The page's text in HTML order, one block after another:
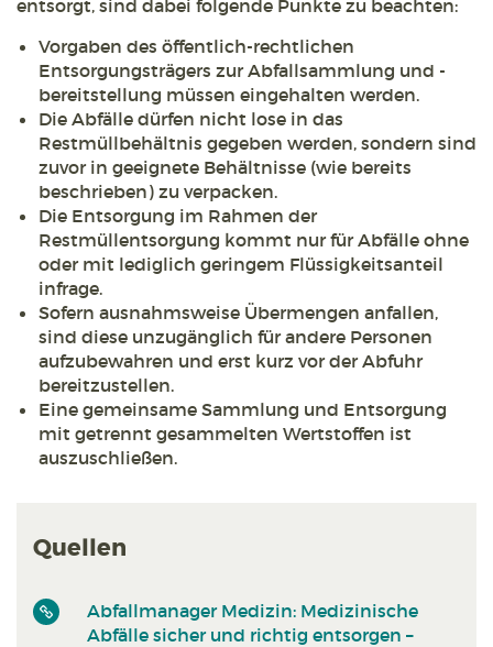
entsorgt, sind dabei folgende Punkte zu beachten:
Vorgaben des öffentlich-rechtlichen
Entsorgungsträgers zur Abfallsammlung und -
bereitstellung müssen eingehalten werden.
Die Abfälle dürfen nicht lose in das
Restmüllbehältnis gegeben werden, sondern sind
zuvor in geeignete Behältnisse (wie bereits
beschrieben) zu verpacken.
Die Entsorgung im Rahmen der
Restmüllentsorgung kommt nur für Abfälle ohne
oder mit lediglich geringem Flüssigkeitsanteil
infrage.
Sofern ausnahmsweise Übermengen anfallen,
sind diese unzugänglich für andere Personen
aufzubewahren und erst kurz vor der Abfuhr
bereitzustellen.
Eine gemeinsame Sammlung und Entsorgung
mit getrennt gesammelten Wertstoffen ist
auszuschließen.
Quellen
Abfallmanager Medizin: Medizinische
Abfälle sicher und richtig entsorgen –